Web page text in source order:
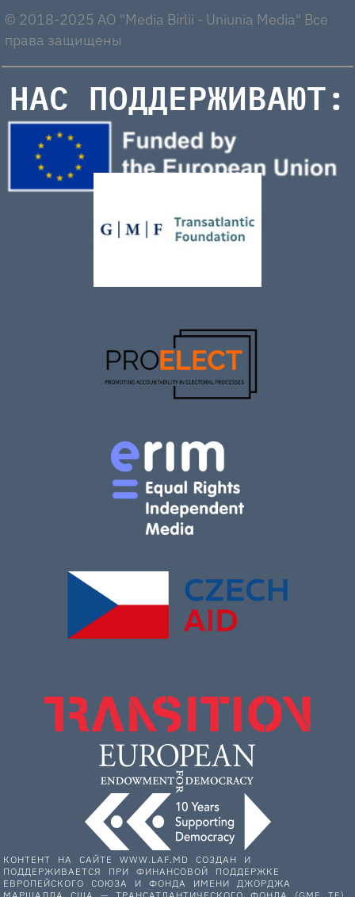
© 2018-2025 AO "Media Birlii - Uniunia Media" Все
права защищены
НАС ПОДДЕРЖИВАЮТ:
КОНТЕНТ НА САЙТЕ WWW.LAF.MD СОЗДАН И
ПОДДЕРЖИВАЕТСЯ ПРИ ФИНАНСОВОЙ ПОДДЕРЖКЕ
ЕВРОПЕЙСКОГО СОЮЗА И ФОНДА ИМЕНИ ДЖОРДЖА